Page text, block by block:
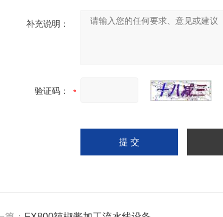
补充说明：
验证码：